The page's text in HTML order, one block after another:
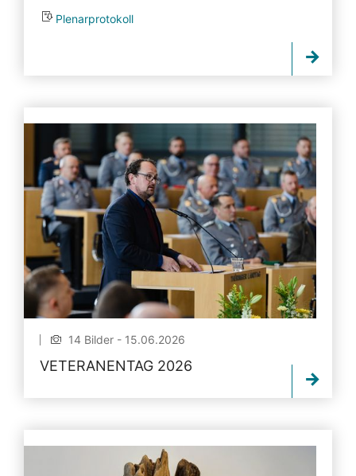
Plenarprotokoll
14 Bilder - 15.06.2026
VETERANENTAG 2026